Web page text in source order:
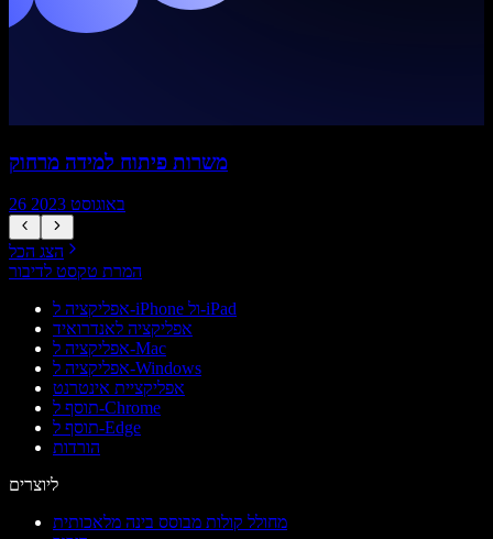
משרות פיתוח למידה מרחוק
26 באוגוסט 2023
הצג הכל
המרת טקסט לדיבור
אפליקציה ל-iPhone ול-iPad
אפליקציה לאנדרואיד
אפליקציה ל-Mac
אפליקציה ל-Windows
אפליקציית אינטרנט
תוסף ל-Chrome
תוסף ל-Edge
הורדות
ליוצרים
מחולל קולות מבוסס בינה מלאכותית